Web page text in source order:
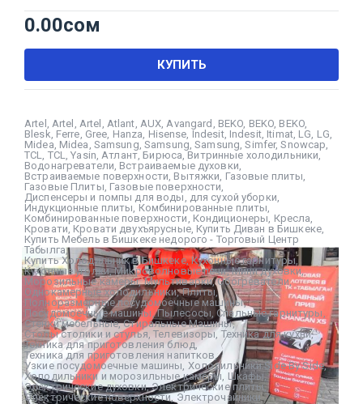
0.00сом
КУПИТЬ
Artel Artel Artel Atlant AUX Avangard BEKO BEKO BEKO,
Blesk Ferre Gree Hanza Hisense Indesit, Indesit, Itimat, LG LG
Midea Midea Samsung ,Samsung ,Samsung ,Simfer,Snowcap
TCL
TCL ,Yasin Атлант ,Бирюса ,Витринные холодильники ,
Водонагреватели Встраиваемые духовки
Встраиваемые поверхности Вытяжки Газовые плиты
Газовые Плиты Газовые поверхности
Диспенсеры и помпы для воды
для сухой уборки
Индукционные плиты Комбинированные плиты
Комбинированные поверхности Кондиционеры Кресла
Кровати, Кровати двухъярусные, Купить Диван в Бишкеке,
Купить Мебель в Бишкеке недорого - Торговый Центр
Табылга,
Купить Холодильник в Бишкеке,Кухонные гарнитуры,
Кухонные уголки,Микроволновые печи,Мини духовки,
Морозильные камеры,Мультиварки,Обогреватели,
Однокамерные холодильники,Плиты,
Полноразмерные посудомоечные машины,
Посудомоечные машины ,Пылесосы Спальные гарнитуры
Стенки мебельные,Стиральные Машины,
Столы столики и стулья ,Телевизоры,Техника для кухни,
Техника для приготовления блюд ,
Техника для приготовления напитков ,
Узкие посудомоечные машины Холодильники Side By Side,
Холодильники и морозильные камеры Шкафы,
Электрические духовки,Электрические плиты,
Электрические поверхности,Электрочайники